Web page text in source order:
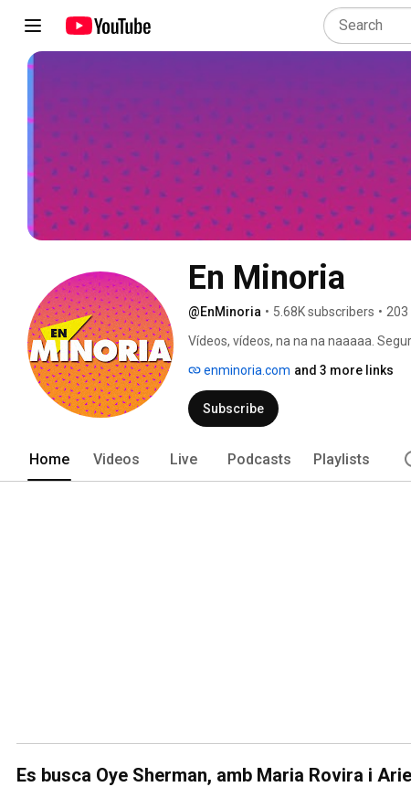
En Minoria
@EnMinoria • 5.68K subscribers • 203
Vídeos, vídeos, na na na naaaaa.
enminoria.com and 3 more links
Subscribe
Home Videos Live Podcasts Playlists
Es busca Oye Sherman, amb Maria Rovira i